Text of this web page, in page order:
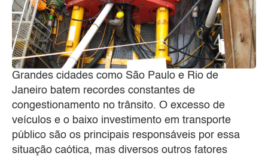
Grandes cidades como São Paulo e Rio de
Janeiro batem recordes constantes de
congestionamento no trânsito. O excesso de
veículos e o baixo investimento em transporte
público são os principais responsáveis por essa
situação caótica, mas diversos outros fatores